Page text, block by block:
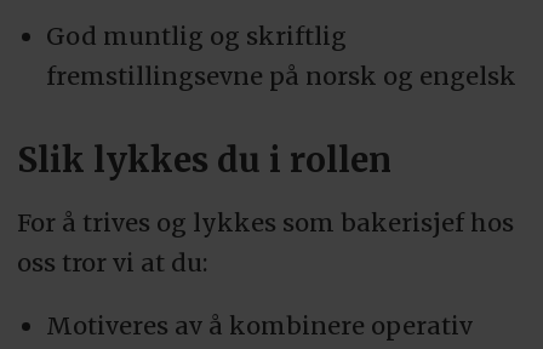
God muntlig og skriftlig
fremstillingsevne på norsk og engelsk
Slik lykkes du i rollen
For å trives og lykkes som bakerisjef hos
oss tror vi at du:
Motiveres av å kombinere operativ